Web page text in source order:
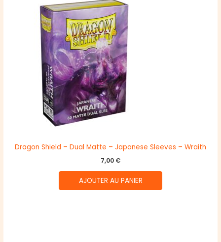
Dragon Shield – Dual Matte – Japanese Sleeves – Wraith
7,00 €
AJOUTER AU PANIER